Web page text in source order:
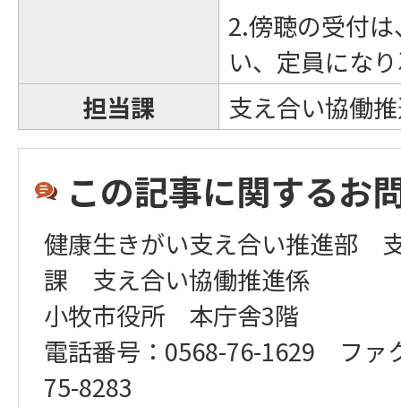
2.傍聴の受付
い、定員にな
担当課
支え合い協働
この記事に関するお
健康生きがい支え合い推進部
課 支え合い協働推進係
小牧市役所 本庁舎3階
電話番号：0568-76-1629 ファ
75-8283